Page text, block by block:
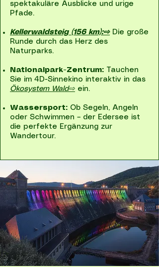
spektakuläre Ausblicke und urige
Pfade.
Kellerwaldsteig (156 km):⇨Die große
Runde durch das Herz des
Naturparks.
Nationalpark-Zentrum: Tauchen
Sie im 4D-Sinnekino interaktiv in das
Ökosystem Wald⇨ ein.
Wassersport: Ob Segeln, Angeln
oder Schwimmen – der Edersee ist
die perfekte Ergänzung zur
Wandertour.